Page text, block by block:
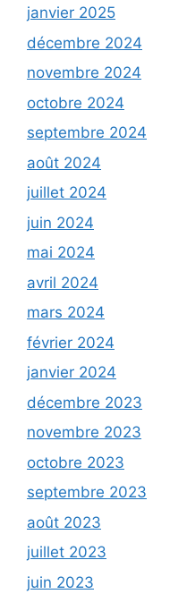
janvier 2025
décembre 2024
novembre 2024
octobre 2024
septembre 2024
août 2024
juillet 2024
juin 2024
mai 2024
avril 2024
mars 2024
février 2024
janvier 2024
décembre 2023
novembre 2023
octobre 2023
septembre 2023
août 2023
juillet 2023
juin 2023